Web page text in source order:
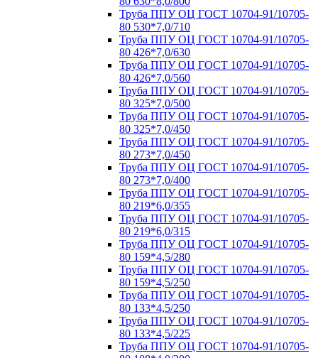
Труба ППУ ОЦ ГОСТ 10704-91/10705-
80 530*7,0/710
Труба ППУ ОЦ ГОСТ 10704-91/10705-
80 426*7,0/630
Труба ППУ ОЦ ГОСТ 10704-91/10705-
80 426*7,0/560
Труба ППУ ОЦ ГОСТ 10704-91/10705-
80 325*7,0/500
Труба ППУ ОЦ ГОСТ 10704-91/10705-
80 325*7,0/450
Труба ППУ ОЦ ГОСТ 10704-91/10705-
80 273*7,0/450
Труба ППУ ОЦ ГОСТ 10704-91/10705-
80 273*7,0/400
Труба ППУ ОЦ ГОСТ 10704-91/10705-
80 219*6,0/355
Труба ППУ ОЦ ГОСТ 10704-91/10705-
80 219*6,0/315
Труба ППУ ОЦ ГОСТ 10704-91/10705-
80 159*4,5/280
Труба ППУ ОЦ ГОСТ 10704-91/10705-
80 159*4,5/250
Труба ППУ ОЦ ГОСТ 10704-91/10705-
80 133*4,5/250
Труба ППУ ОЦ ГОСТ 10704-91/10705-
80 133*4,5/225
Труба ППУ ОЦ ГОСТ 10704-91/10705-